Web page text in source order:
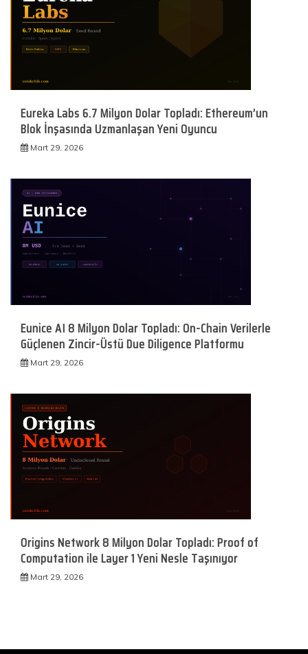
Eureka Labs 6.7 Milyon Dolar Topladı: Ethereum’un
Blok İnşasında Uzmanlaşan Yeni Oyuncu
Mart 29, 2026
Eunice AI 8 Milyon Dolar Topladı: On-Chain Verilerle
Güçlenen Zincir-Üstü Due Diligence Platformu
Mart 29, 2026
Origins Network 8 Milyon Dolar Topladı: Proof of
Computation ile Layer 1 Yeni Nesle Taşınıyor
Mart 29, 2026